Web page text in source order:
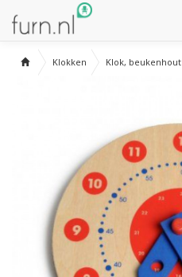
Klokken Klok, beukenhout